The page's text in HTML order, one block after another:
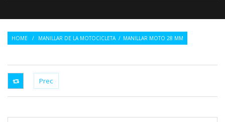
HOME / MANILLAR DE LA MOTOCICLETA / MANILLAR MOTO 28 MM